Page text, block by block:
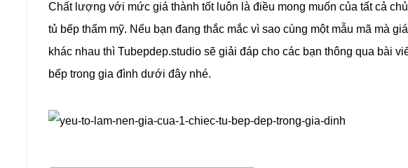
Chất lượng với mức giá thành tốt luôn là điều mong muốn của tất cả
tủ bếp thẩm mỹ. Nếu bạn đang thắc mắc vì sao cùng một mẫu mã mà
khác nhau thì Tubepdep.studio sẽ giải đáp cho các bạn thông qua bài
bếp trong gia đình dưới đây nhé.